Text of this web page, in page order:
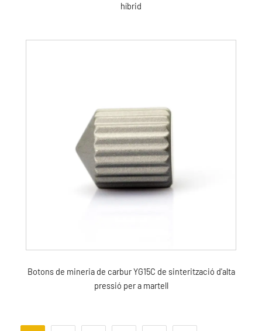
híbrid
Botons de mineria de carbur YG15C de sinterització d'alta
pressió per a martell